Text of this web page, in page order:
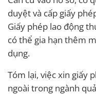
duyệt và cấp giấy
Giấy phép lao động
có thể gia hạn thêm
dụng.
Tóm lại, việc xin giấy
ngoài trong ngành